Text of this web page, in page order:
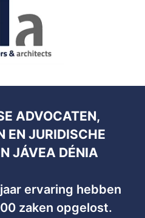
ADVOCATEN,
EN JURIDISCHE
JÁVEA DÉNIA
ervaring hebben
zaken opgelost.